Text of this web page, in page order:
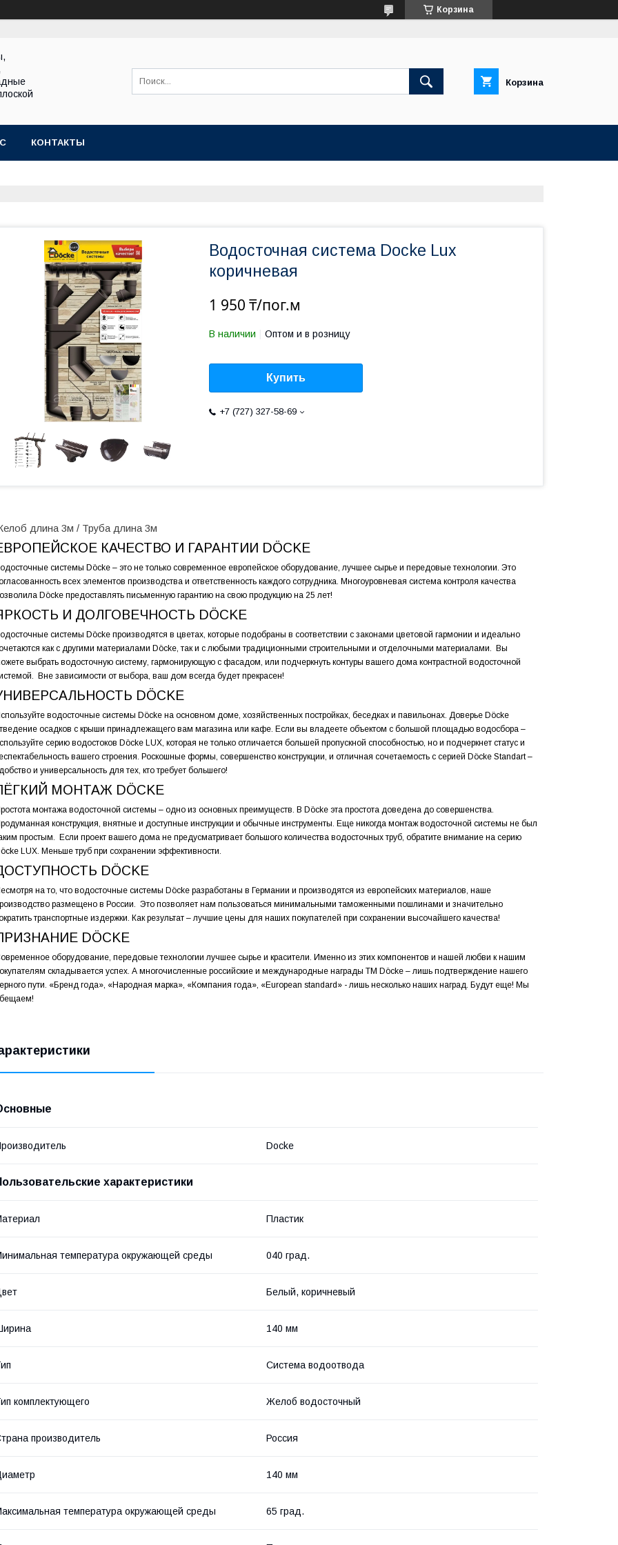
Корзина
Корзина
КОНТАКТЫ
Водосточная система Docke Lux
коричневая
1 950 ₸/пог.м
В наличии Оптом и в розницу
Купить
+7 (727) 327-58-69
длина 3м / Труба длина 3м
КАЧЕСТВО И ГАРАНТИИ DÖCKE
системы Döcke – это не только современное европейское оборудование, лучшее сырье и передовые технологии. Это
всех элементов производства и ответственность каждого сотрудника. Многоуровневая система контроля качества
Döcke предоставлять письменную гарантию на свою продукцию на 25 лет!
И ДОЛГОВЕЧНОСТЬ DÖCKE
системы Döcke производятся в цветах, которые подобраны в соответствии с законами цветовой гармонии и идеально
как с другими материалами Döcke, так и с любыми традиционными строительными и отделочными материалами. Вы
выбрать водосточную систему, гармонирующую с фасадом, или подчеркнуть контуры вашего дома контрастной водосточной
Вне зависимости от выбора, ваш дом всегда будет прекрасен!
DÖCKE
водосточные системы Döcke на основном доме, хозяйственных постройках, беседках и павильонах. Доверье Döcke
осадков с крыши принадлежащего вам магазина или кафе. Если вы владеете объектом с большой площадью водосбора –
серию водостоков Döcke LUX, которая не только отличается большей пропускной способностью, но и подчеркнет статус и
вашего строения. Роскошные формы, совершенство конструкции, и отличная сочетаемость с серией Döcke Standart –
и универсальность для тех, кто требует большего!
МОНТАЖ DÖCKE
монтажа водосточной системы – одно из основных преимуществ. В Döcke эта простота доведена до совершенства.
конструкция, внятные и доступные инструкции и обычные инструменты. Еще никогда монтаж водосточной системы не был
простым. Если проект вашего дома не предусматривает большого количества водосточных труб, обратите внимание на серию
LUX. Меньше труб при сохранении эффективности.
DÖCKE
на то, что водосточные системы Döcke разработаны в Германии и производятся из европейских материалов, наше
размещено в России. Это позволяет нам пользоваться минимальными таможенными пошлинами и значительно
транспортные издержки. Как результат – лучшие цены для наших покупателей при сохранении высочайшего качества!
DÖCKE
оборудование, передовые технологии лучшее сырье и красители. Именно из этих компонентов и нашей любви к нашим
складывается успех. А многочисленные российские и международные награды ТМ Döcke – лишь подтверждение нашего
пути. «Бренд года», «Народная марка», «Компания года», «European standard» - лишь несколько наших наград. Будут еще! Мы
Docke
характеристики
Пластик
температура окружающей среды 040 град.
Белый, коричневый
140 мм
Система водоотвода
комплектующего Желоб водосточный
производитель Россия
140 мм
температура окружающей среды 65 град.